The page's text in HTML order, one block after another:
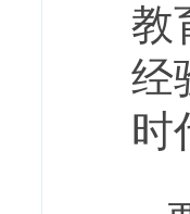
教
经
时